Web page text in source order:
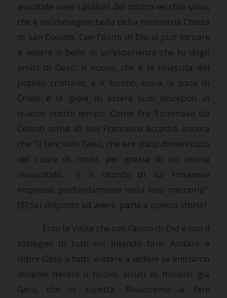
ascoltate siete i polloni del nostro vecchio ulivo,
che è un’immagine bella della millenaria Chiesa
di san Donato. Con l’aiuto di Dio si può tornare
a vedere il bello di un’esperienza che fu degli
amici di Gesù; il nuovo, che è la rinascita del
popolo cristiano, e il buono, ossia la pace di
Cristo e la gioia di essere suoi discepoli in
questo nostro tempo. Come Fra Tommaso da
Celano scrive di san Francesco accadrà ancora
che “il fanciullo Gesù, che era stato dimenticato
nel cuore di molti, per grazia di lui veniva
resuscitato… e il ricordo di lui rimaneva
impresso profondamente nella loro memoria”.
[8] Sei disposto ad avere parte a questa storia?
Ecco la Visita che con l’aiuto di Dio e con il
sostegno di tutti voi intendo fare: Andare a
ridire Gesù a tutti; andare a vedere se entriamo
insieme dentro il nuovo, sicuri di trovarci già
Gesù che ci aspetta. Riusciremo a fare